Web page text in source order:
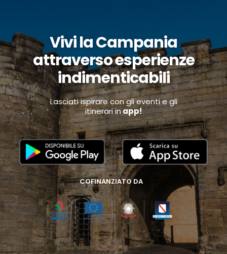
Vivi la Campania
attraverso esperienze
indimenticabili
Lasciati ispirare con gli eventi e gli
itinerari inapp!
COFINANZIATO DA